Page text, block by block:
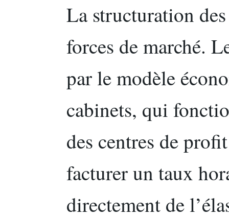
La structuration
forces de marché.
par le modèle
cabinets, qui
des centres de
facturer un taux
directement de